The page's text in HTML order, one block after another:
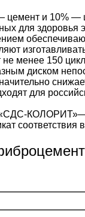
и 10% —
для здоровья
менее 150
диском
для
КОЛОРИТ»—
соответствия